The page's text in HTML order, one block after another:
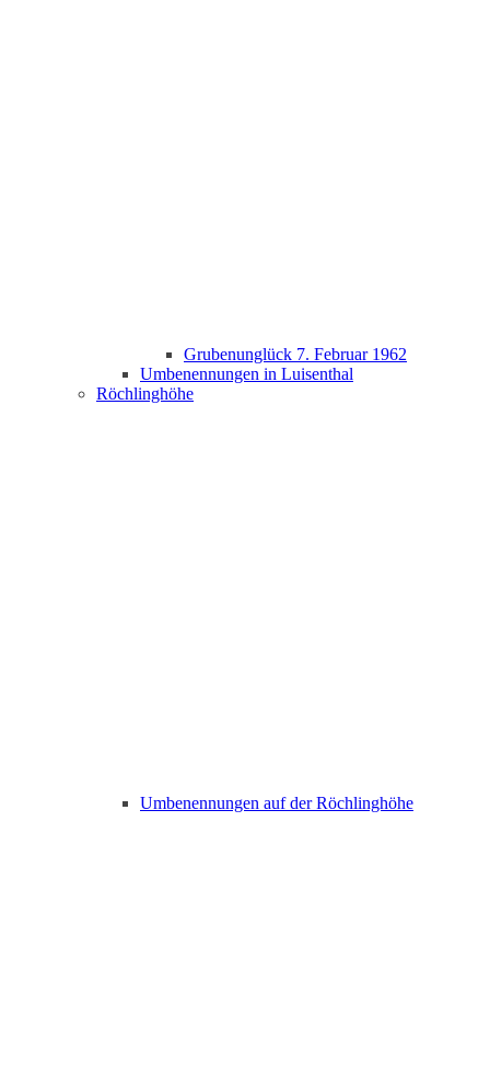
Grubenunglück 7. Februar 1962
Umbenennungen in Luisenthal
Röchlinghöhe
Umbenennungen auf der Röchlinghöhe